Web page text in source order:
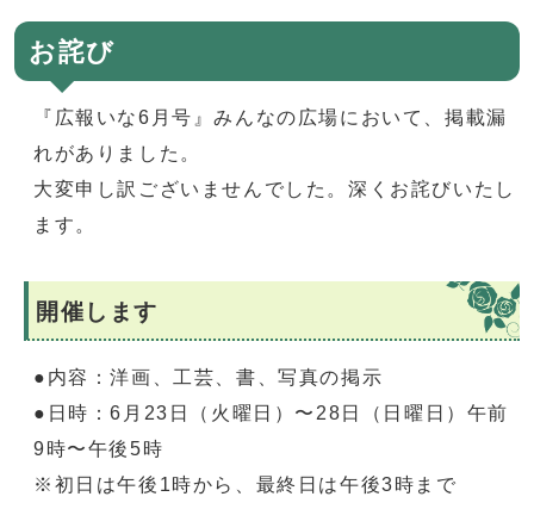
お詫び
『広報いな6月号』みんなの広場において、掲載漏
れがありました。
大変申し訳ございませんでした。深くお詫びいたし
ます。
開催します
●内容：洋画、工芸、書、写真の掲示
●日時：6月23日（火曜日）〜28日（日曜日）午前
9時〜午後5時
※初日は午後1時から、最終日は午後3時まで